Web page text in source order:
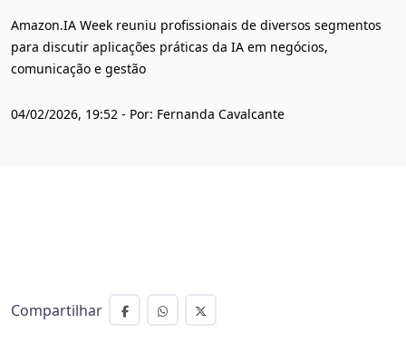
Amazon.IA Week reuniu profissionais de diversos segmentos
para discutir aplicações práticas da IA em negócios,
comunicação e gestão
04/02/2026, 19:52 - Por: Fernanda Cavalcante
Compartilhar